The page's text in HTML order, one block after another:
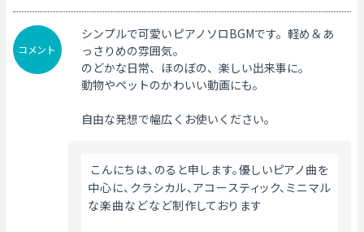
コメント
シンプルで可愛いピアノソロBGMです。軽め＆あ
っさりめの雰囲気。
のどかな日常、ほのぼの、楽しい出来事に。
動物やペットのかわいい動画にも。
自由な発想で幅広くお使いください。
中心に、クラシカル、アコースティック、ミニマル
な楽曲などなど制作しております